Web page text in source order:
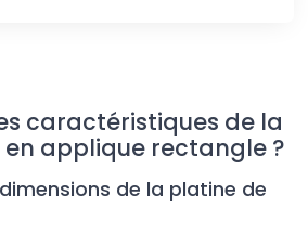
caractéristiques de la
applique rectangle ?
de la platine de